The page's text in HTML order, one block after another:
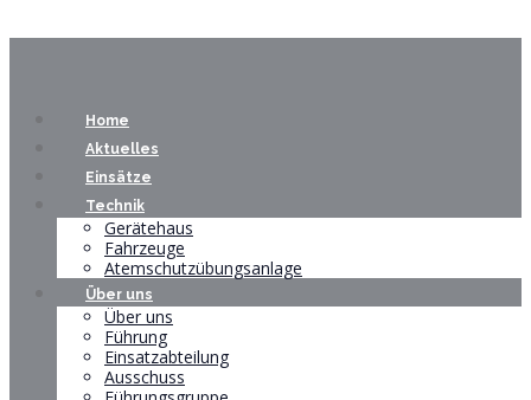
Home
Aktuelles
Einsätze
Technik
Gerätehaus
Fahrzeuge
Atemschutzübungsanlage
Über uns
Über uns
Führung
Einsatzabteilung
Ausschuss